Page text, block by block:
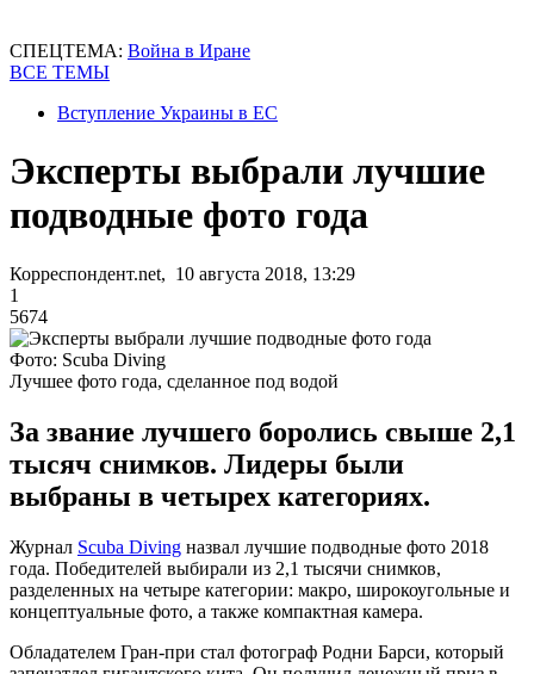
СПЕЦТЕМА: Война в Иране
ВСЕ ТЕМЫ
Вступление Украины в ЕС
Эксперты выбрали лучшие
подводные фото года
Корреспондент.net, 10 августа 2018, 13:29
1
5674
Фото: Scuba Diving
Лучшее фото года, сделанное под водой
За звание лучшего боролись свыше 2,1
тысяч снимков. Лидеры были
выбраны в четырех категориях.
Журнал Scuba Diving назвал лучшие подводные фото 2018
года. Победителей выбирали из 2,1 тысячи снимков,
разделенных на четыре категории: макро, широкоугольные и
концептуальные фото, а также компактная камера.
Обладателем Гран-при стал фотограф Родни Барси, который